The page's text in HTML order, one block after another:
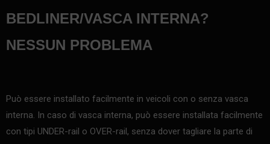
BEDLINER/VASCA INTERNA?
NESSUN PROBLEMA
Può essere installato facilmente in veicoli con o senza vasca
interna. In caso di vasca interna, può essere installata facilmente
con tipi UNDER-rail o OVER-rail, senza dover tagliare la parte di